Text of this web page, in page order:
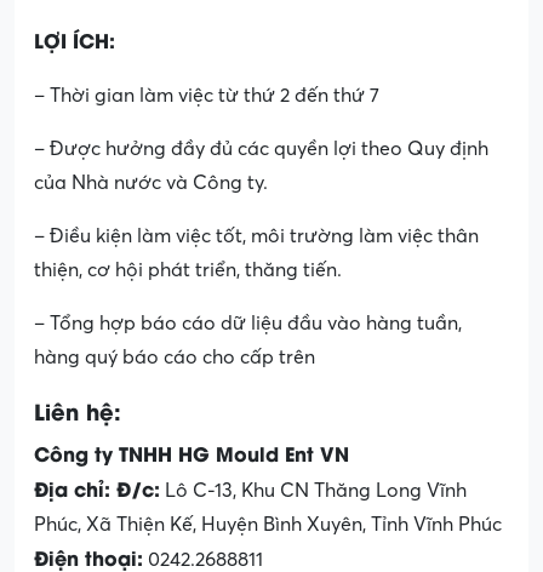
LỢI ÍCH:
– Thời gian làm việc từ thứ 2 đến thứ 7
– Được hưởng đầy đủ các quyền lợi theo Quy định
của Nhà nước và Công ty.
– Điều kiện làm việc tốt, môi trường làm việc thân
thiện, cơ hội phát triển, thăng tiến.
– Tổng hợp báo cáo dữ liệu đầu vào hàng tuần,
hàng quý báo cáo cho cấp trên
Liên hệ:
Công ty TNHH HG Mould Ent VN
Địa chỉ: Đ/c: Lô C-13, Khu CN Thăng Long Vĩnh
Phúc, Xã Thiện Kế, Huyện Bình Xuyên, Tỉnh Vĩnh Phúc
Điện thoại: 0242.2688811